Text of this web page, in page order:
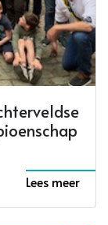
Lees meer